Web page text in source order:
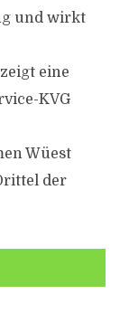
und wirkt
eine
KVG
Wüest
der